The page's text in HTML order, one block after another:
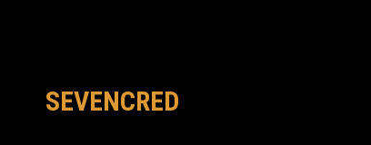
SEVENCRED